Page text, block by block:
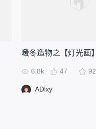
暖冬造物之【灯光画】
6.8k 47 92
ADlxy